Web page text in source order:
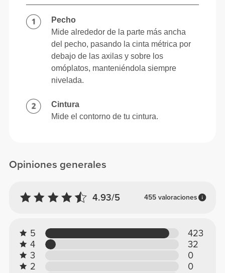
Opiniones generales
4.93/5 455 valoraciones
5
423
4
32
3
0
2
0
Pecho
Mide alrededor de la parte más ancha
del pecho, pasando la cinta métrica por
debajo de las axilas y sobre los
omóplatos, manteniéndola siempre
nivelada.
Cintura
Mide el contorno de tu cintura.